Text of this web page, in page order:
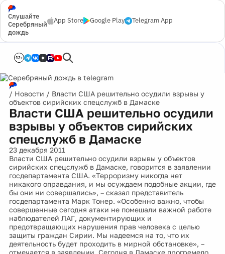
Слушайте
Серебряный
дождь
App Store Google Play Telegram App
12+
/ Новости / Власти США решительно осудили взрывы у
объектов сирийских спецслужб в Дамаске
Власти США решительно осудили
взрывы у объектов сирийских
спецслужб в Дамаске
23 декабря 2011
Власти США решительно осудили взрывы у объектов
сирийских спецслужб в Дамаске, говорится в заявлении
госдепартамента США. «Терроризму никогда нет
никакого оправдания, и мы осуждаем подобные акции, где
бы они ни совершались», – сказал представитель
госдепартамента Марк Тонер. «Особенно важно, чтобы
совершенные сегодня атаки не помешали важной работе
наблюдателей ЛАГ, документирующих и
предотвращающих нарушения прав человека с целью
защиты граждан Сирии. Мы надеемся на то, что их
деятельность будет проходить в мирной обстановке», –
отмечается в заявлении. Сегодня в Дамаске прогремело